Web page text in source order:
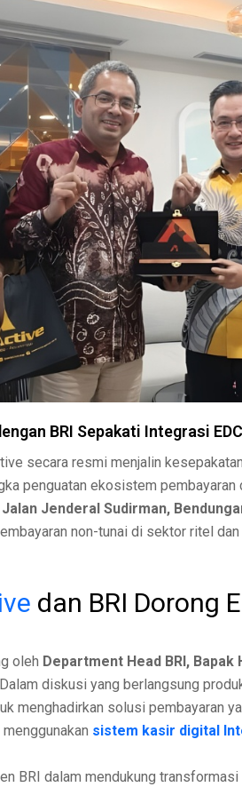
BRI Sepakati Integrasi
secara resmi menjalin
penguatan ekosistem
Jenderal Sudirman,
non-tunai di sektor ritel
dan BRI Dorong
oleh Department Head BRI, Bapak
. Dalam diskusi yang berlangsung
menghadirkan solusi pembayaran
sistem kasir digital
BRI dalam mendukung